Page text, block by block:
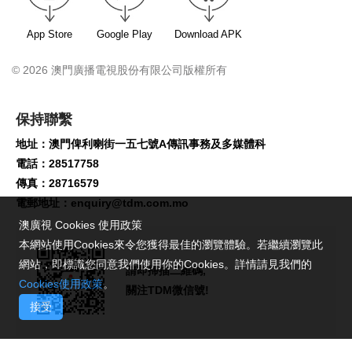
App Store Google Play Download APK
© 2026 澳門廣播電視股份有限公司版權所有
保持聯繫
地址：澳門俾利喇街一五七號A傳訊事務及多媒體科
電話：28517758
傳真：28716579
電郵地址： enquiry@tdm.com.mo
請即掃描二維碼,
關注TDM微信號!
澳廣視 Cookies 使用政策
本網站使用Cookies來令您獲得最佳的瀏覽體驗。若繼續瀏覽此
網站，即標識您同意我們使用你的Cookies。詳情請見我們的
Cookies使用政策。
接受